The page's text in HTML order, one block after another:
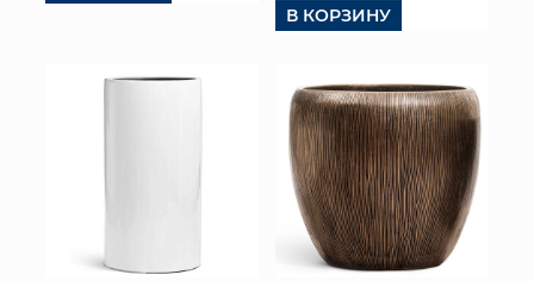
КОНТАКТЫ
В КОРЗИНУ